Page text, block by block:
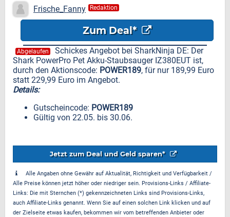
IZ380EUT für nur 189,99 Euro
Frische_Fanny Redaktion
Zum Deal*
Abgelaufen
Schickes Angebot bei SharkNinja DE: Der
Shark PowerPro Pet Akku-Staubsauger IZ380EUT ist,
durch den Aktionscode: POWER189, für nur 189,99 Euro
statt 229,99 Euro im Angebot.
Details:
Gutscheincode: POWER189
Gültig von 22.05. bis 30.06.
Jetzt zum Deal und Geld sparen*
Alle Angaben ohne Gewähr auf Aktualität, Richtigkeit und Verfügbarkeit /
Alle Preise können jetzt höher oder niedriger sein. Provisions-Links / Affiliate-
Links: Die mit Sternchen (*) gekennzeichneten Links sind Provisions-Links,
auch Affiliate-Links genannt. Wenn Sie auf einen solchen Link klicken und auf
der Zielseite etwas kaufen, bekommen wir vom betreffenden Anbieter oder